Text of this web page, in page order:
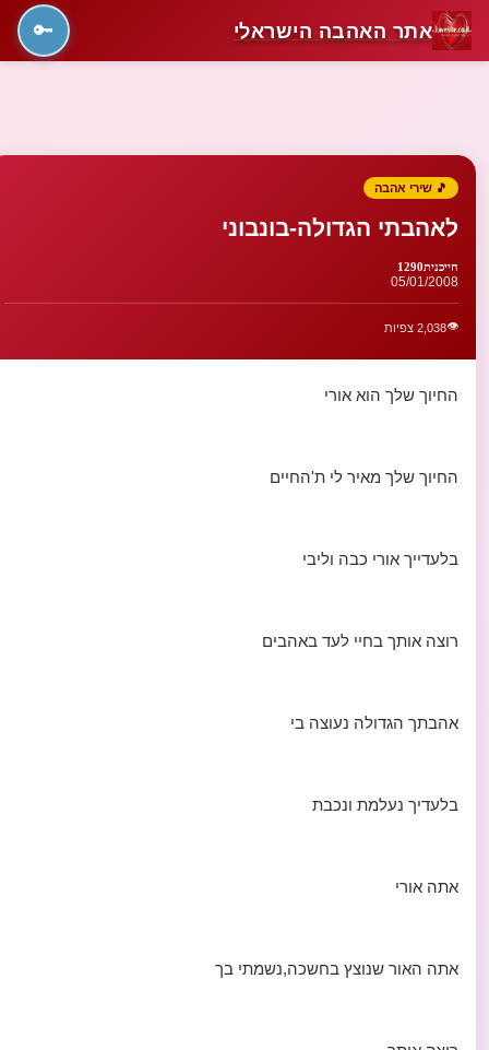
אתר האהבה הישראלי 🔑
🎵 שירי אהבה
לאהבתי הגדולה-בונבוני
חייכנית1290
05/01/2008
👁️2,038 צפיות
החיוך שלך הוא אורי
החיוך שלך מאיר לי ת'החיים
בלעדייך אורי כבה וליבי
רוצה אותך בחיי לעד באהבים
אהבתך הגדולה נעוצה בי
בלעדיך נעלמת ונכבת
אתה אורי
אתה האור שנוצץ בחשכה,נשמתי בך